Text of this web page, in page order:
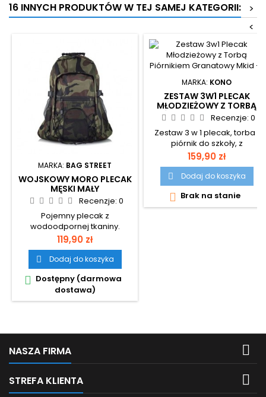
16 INNYCH PRODUKTÓW W TEJ SAMEJ KATEGORII:
>
<
MARKA: BAG STREET
WOJSKOWY MORO PLECAK
MĘSKI MAŁY
WODOODPORNY 20L BAG
Recenzje: 0
Pojemny plecak z
wodoodpornej tkaniny.
Cena
119,90 zł
 Dodaj do koszyka
 Dostępny (darmowa
dostawa)
MARKA: KONO
ZESTAW 3W1 PLECAK
MŁODZIEŻOWY Z TORBĄ
PIÓRNIKIEM GRANATOWY
Recenzje: 0
Zestaw 3 w 1 plecak, torba i
piórnik do szkoły, z
fluorescencyjnym nadrukiem.
Cena
159,90 zł
 Dodaj do koszyka
 Brak na stanie
NASZA FIRMA 
STREFA KLIENTA 